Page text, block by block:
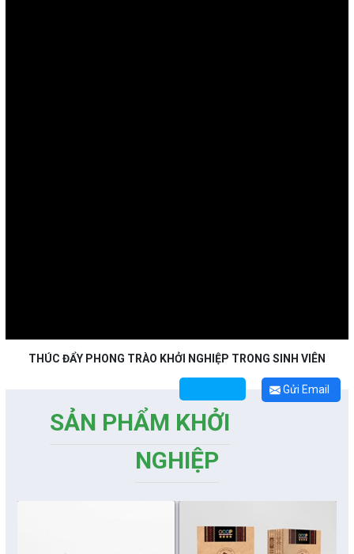
THÚC ĐẨY PHONG TRÀO KHỞI NGHIỆP TRONG SINH VIÊN
Gửi Email
SẢN PHẨM KHỞI
NGHIỆP